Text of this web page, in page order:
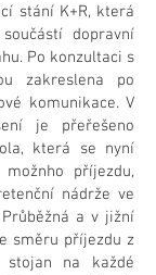
stání K+R, která
dopravní
Po konzultaci s
zakreslena po
komunikace. V
je přeřešeno
která se nyní
příjezdu,
nádrže ve
a v jižní
směru příjezdu z
stojan na každé